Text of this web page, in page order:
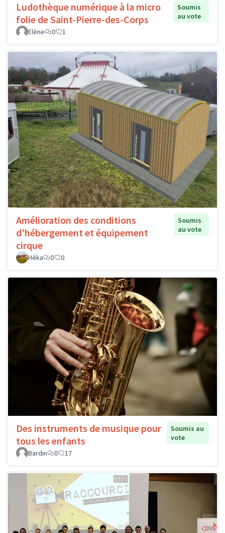
Ludothèque numérique à la micro
folie de Saint-Pierre-des-Corps
Soumis
au vote
Elène
0 1
Amélioration des conditions
d'hébergement et équipement
cirque
Soumis
au vote
Héka 0 0
Des instruments de musique pour
tous les enfants
Soumis au
vote
Bardin
0 17